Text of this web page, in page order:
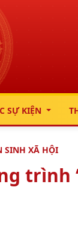
SỰ KIỆN
SINH XÃ HỘI
trình